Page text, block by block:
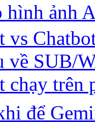
hình ảnh
vs
về SUB/
chạy trên
để